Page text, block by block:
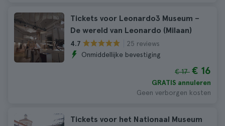
Tickets voor Leonardo3 Museum –
De wereld van Leonardo (Milaan)
4.7
25 reviews
Onmiddellijke bevestiging
€ 17 € 16
GRATIS annuleren
Geen verborgen kosten
Tickets voor het Nationaal Museum